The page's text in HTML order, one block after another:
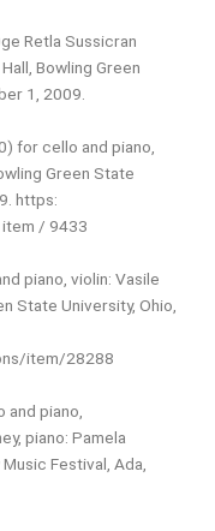
Retla Sussicran
Bowling Green
1, 2009.
for cello and piano,
Green State
https:
/ 9433
piano, violin: Vasile
State University, Ohio,
item/28288
piano,
piano: Pamela
Festival, Ada,